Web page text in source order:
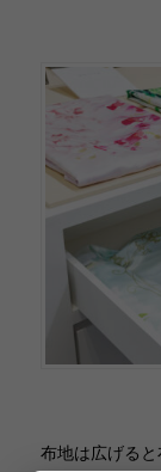
布地は広げる